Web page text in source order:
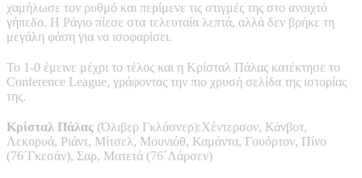
χαμήλωσε τον ρυθμό και περίμενε τις στιγμές της στο ανοιχτό
γήπεδο. Η Ράγιο πίεσε στα τελευταία λεπτά, αλλά δεν βρήκε τη
μεγάλη φάση για να ισοφαρίσει.
Το 1-0 έμεινε μέχρι το τέλος και η Κρίσταλ Πάλας κατέκτησε το
Conference League, γράφοντας την πιο χρυσή σελίδα της ιστορίας
της.
Κρίσταλ Πάλας (Όλιβερ Γκλάσνερ):Χέντερσον, Κάνβοτ,
Λεκορυά, Ριάντ, Μίτσελ, Μουνιόθ, Καμάντα, Γουόρτον, Πίνο
(76΄Γκεσάν), Σαρ, Ματετά (76΄Λάρσεν)